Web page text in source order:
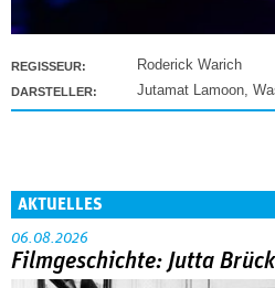
REGISSEUR: Roderick Warich
DARSTELLER: Jutamat Lamoon,
AKTUELLES
06.08.2026
Filmgeschichte: Jutta